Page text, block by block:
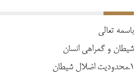
باسمه تعالی
شیطان و گمراهی انسان
1.محدودیت اضلال شیطان